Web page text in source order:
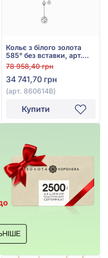
Кольє з білого золота
585° без вставки, арт.
860614B
78 958,40 грн
34 741,70 грн
(арт. 860614B)
Купити